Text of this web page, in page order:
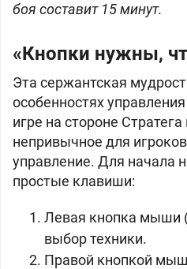
боя составит 15 минут.
«Кнопки нужны,
Эта сержантская
особенностях
игре на стороне Стратега
непривычное для
управление. Для начала
простые клавиши:
Левая кнопка мыши
выбор техники.
Правой кнопкой